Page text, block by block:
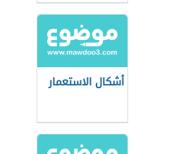
أشكال الاستعمار